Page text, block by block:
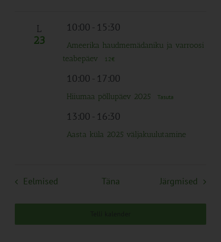
L
23
10:00- 15:30
Ameerika haudmemädaniku ja varroosi
teabepäev
12€
10:00- 17:00
Hiiumaa põllupäev 2025 Tasuta
13:00- 16:30
Aasta küla 2025 väljakuulutamine
Eelmised SündmusedTäna Järgmised